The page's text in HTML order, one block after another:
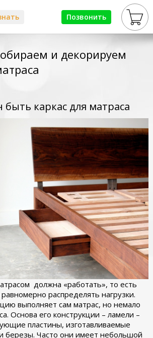
Позвонить
и декорируем
каркас для матраса
должна «работать», то есть
распределять нагрузки.
выполняет сам матрас, но немало
Основа его конструкции – ламели –
пластины, изготавливаемые
березы. Часто они имеет небольшой